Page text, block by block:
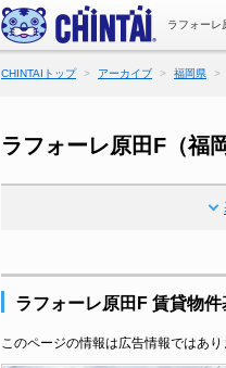
ラフォーレ
CHINTAIトップ アーカイブ 福岡県
ラフォーレ原田F（福
ラフォーレ原田F 賃貸物件
このページの情報は広告情報ではあ